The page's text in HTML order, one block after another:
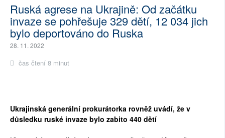
Ruská agrese na Ukrajině: Od začátku
invaze se pohřešuje 329 dětí, 12 034 jich
bylo deportováno do Ruska
28. 11. 2022
čas čtení 8 minut
Ukrajinská generální prokurátorka rovněž uvádí, že v
důsledku ruské invaze bylo zabito 440 dětí